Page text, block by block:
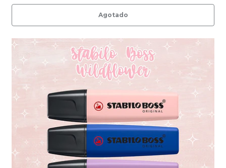
Agotado